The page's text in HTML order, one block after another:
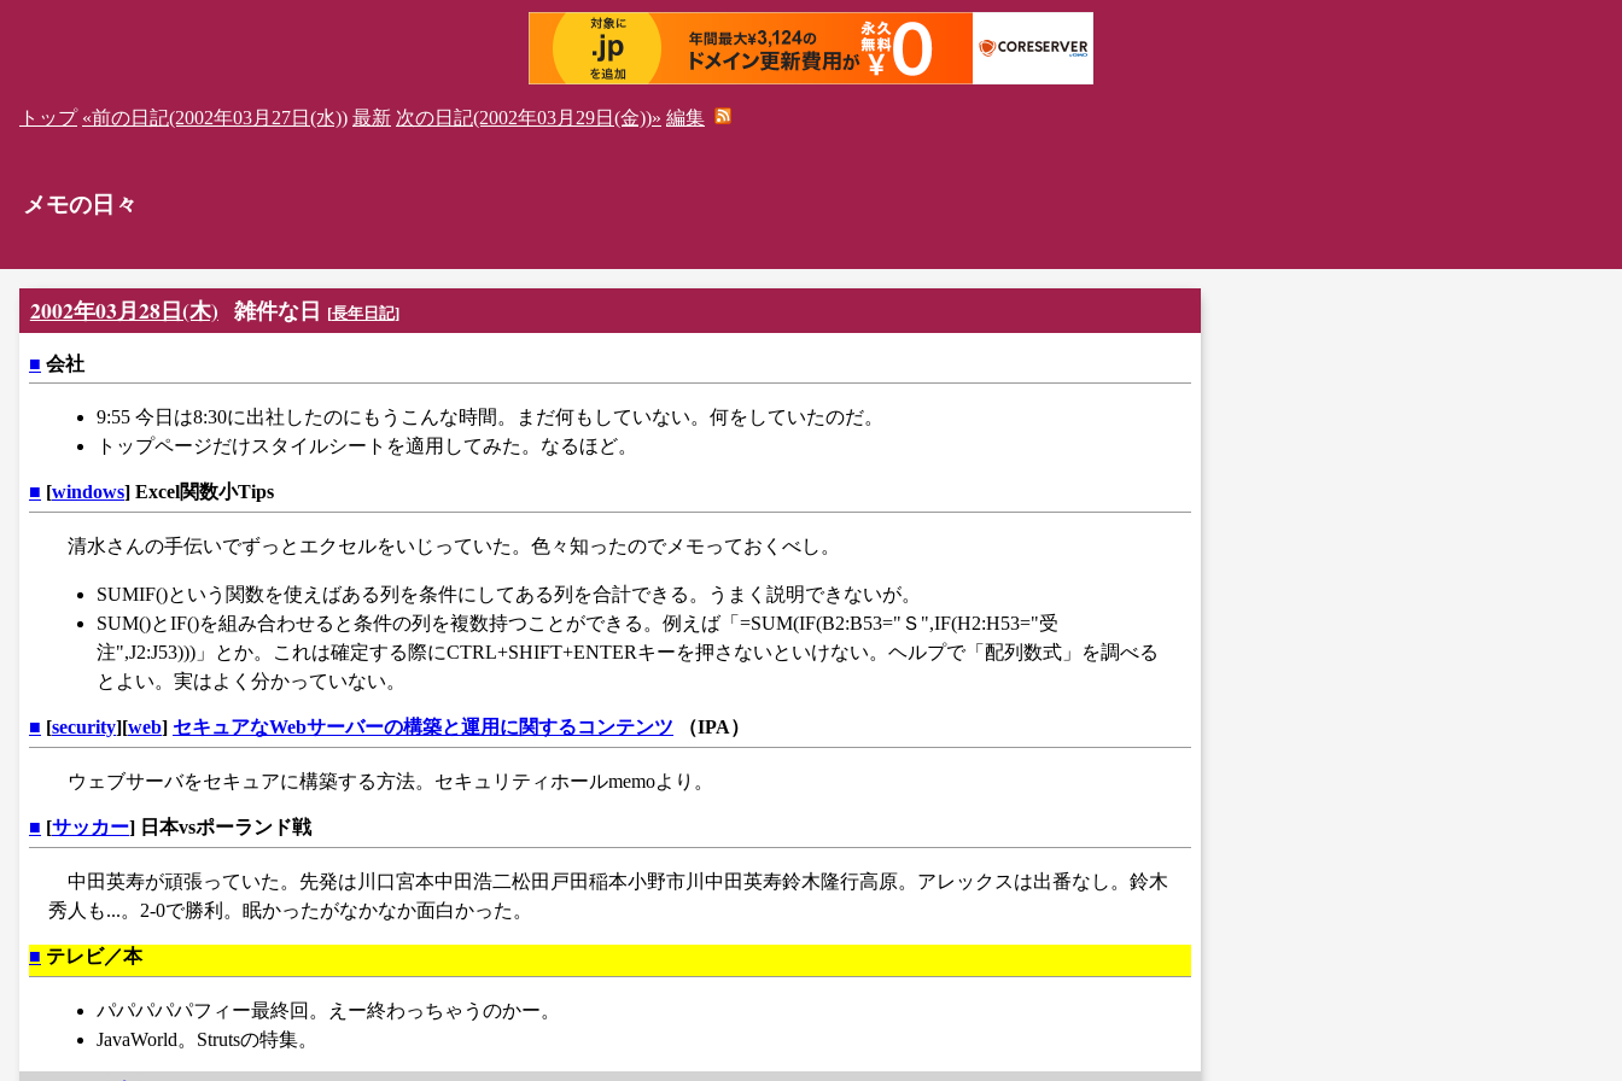
トップ «前の日記(2002年03月27日(水)) 最新 次の日記(2002年03月29日(金))» 編集
メモの日々
2002年03月28日(木) 雑件な日 [長年日記]
■ 会社
9:55 今日は8:30に出社したのにもうこんな時間。まだ何もしていない。何をしていたのだ。
トップページだけスタイルシートを適用してみた。なるほど。
■ [windows] Excel関数小Tips
清水さんの手伝いでずっとエクセルをいじっていた。色々知ったのでメモっておくべし。
SUMIF()という関数を使えばある列を条件にしてある列を合計できる。うまく説明できないが。
SUM()とIF()を組み合わせると条件の列を複数持つことができる。例えば「=SUM(IF(B2:B53="Ｓ",IF(H2:H53="受
注",J2:J53)))」とか。これは確定する際にCTRL+SHIFT+ENTERキーを押さないといけない。ヘルプで「配列数式」を調べる
とよい。実はよく分かっていない。
■ [security][web] セキュアなWebサーバーの構築と運用に関するコンテンツ （IPA）
ウェブサーバをセキュアに構築する方法。セキュリティホールmemoより。
■ [サッカー] 日本vsポーランド戦
中田英寿が頑張っていた。先発は川口宮本中田浩二松田戸田稲本小野市川中田英寿鈴木隆行高原。アレックスは出番なし。鈴木
秀人も...。2-0で勝利。眠かったがなかなか面白かった。
■ テレビ／本
パパパパパフィー最終回。えー終わっちゃうのかー。
JavaWorld。Strutsの特集。